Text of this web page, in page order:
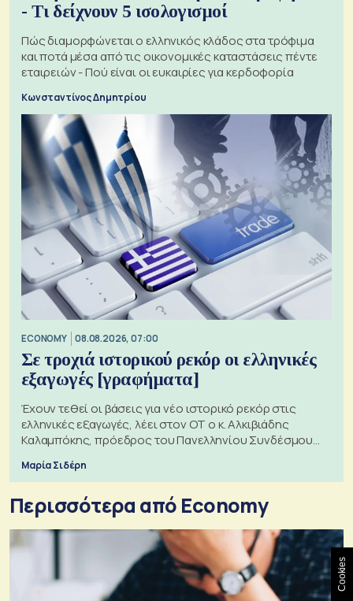
- Τι δείχνουν 5 ισολογισμοί
Πώς διαμορφώνεται ο ελληνικός κλάδος στα τρόφιμα
και ποτά μέσα από τις οικονομικές καταστάσεις πέντε
εταιρειών - Πού είναι οι ευκαιρίες για κερδοφορία
Κωνσταντίνος Δημητρίου
ECONOMY 08.08.2026, 07:00
Σε τροχιά ιστορικού ρεκόρ οι ελληνικές
εξαγωγές [γραφήματα]
Έχουν τεθεί οι βάσεις για νέο ιστορικό ρεκόρ στις
ελληνικές εξαγωγές, λέει στον ΟΤ ο κ. Αλκιβιάδης
Καλαμπόκης, πρόεδρος του Πανελληνίου Συνδέσμου
Μαρία Σιδέρη
Περισσότερα από Economy
Cookies